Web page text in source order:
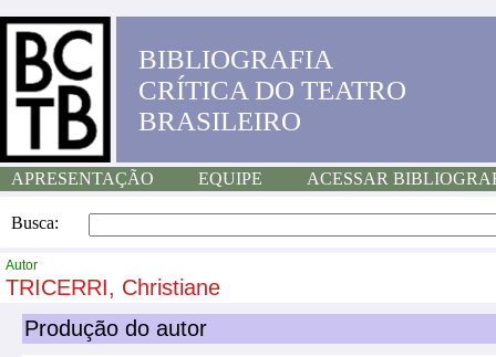
BIBLIOGRAFIA
CRÍTICA DO TEATRO
BRASILEIRO
APRESENTAÇÃO EQUIPE ACESSAR
Busca:
Autor
TRICERRI, Christiane
Produção do autor